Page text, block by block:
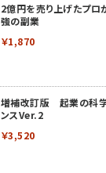
2億円を売り上げたプ
強の副業
￥1,870
増補改訂版 起業の科学
ンスVer.2
￥3,520